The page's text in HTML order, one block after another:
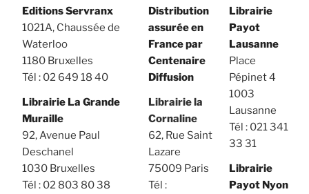
Editions Servranx
1021A, Chaussée de
Waterloo
1180 Bruxelles
Tél : 02 649 18 40
Librairie La Grande
Muraille
92, Avenue Paul
Deschanel
1030 Bruxelles
Tél : 02 803 80 38
Distribution
assurée en
France par
Centenaire
Diffusion
Librairie la
Cornaline
62, Rue Saint
Lazare
75009 Paris
Tél :
Librairie
Payot
Lausanne
Place
Pépinet 4
1003
Lausanne
Tél : 021 341
33 31
Librairie
Payot Nyon